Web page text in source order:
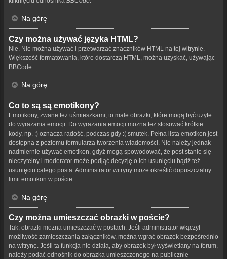
Na górę
Czy można używać języka HTML?
Nie. Nie można używać i przetwarzać znaczników HTML na tej witrynie.
Większość formatowania, które dostarcza HTML, można uzyskać, używając
BBCode.
Na górę
Co to są są emotikony?
Emotikony, zwane też uśmieszkami, to małe obrazki, które mogą być użyte
do wyrażania emocji. Do wyrażania emocji można też stosować krótkie
kody, np. :) oznacza radość, podczas gdy :( smutek. Pełna lista emotikon jest
dostępna z poziomu formularza tworzenia wiadomości. Nie należy jednak
nadmiernie używać emotikon, gdyż mogą spowodować, że post stanie się
nieczytelny i moderator może podjąć decyzję o ich usunięciu bądź też
usunięciu całego posta. Administrator witryny może określić dopuszczalny
limit emotikon w poście.
Na górę
Czy można umieszczać obrazki w poście?
Tak, obrazki można umieszczać w postach. Jeśli administrator włączył
możliwość zamieszczania załączników, można wgrać obrazek bezpośrednio
na witrynę. Jeśli ta funkcja nie działa, aby obrazek był wyświetlany na forum,
należy podać odnośnik do obrazka umieszczonego na publicznie